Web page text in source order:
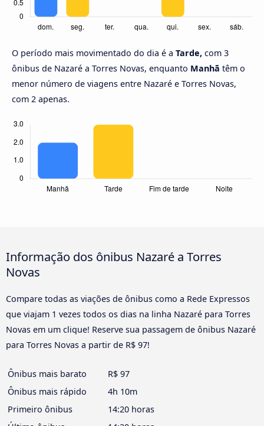
O período mais movimentado do dia é a Tarde, com 3
ônibus de Nazaré a Torres Novas, enquanto Manhã têm o
menor número de viagens entre Nazaré e Torres Novas,
com 2 apenas.
Informação dos ônibus Nazaré a Torres
Novas
Compare todas as viações de ônibus como a Rede Expressos
que viajam 1 vezes todos os dias na linha Nazaré para Torres
Novas em um clique! Reserve sua passagem de ônibus Nazaré
para Torres Novas a partir de R$ 97!
Ônibus mais barato
R$ 97
Ônibus mais rápido
4h 10m
Primeiro ônibus
14:20 horas